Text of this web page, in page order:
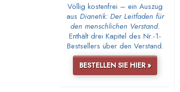
Völlig kostenfrei – ein Auszug
aus Dianetik: Der Leitfaden für
den menschlichen Verstand.
Enthält drei Kapitel des Nr.-1-
Bestsellers über den Verstand.
BESTELLEN SIE HIER »